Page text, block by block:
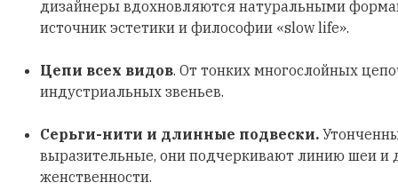
дизайнеры вдохновляются натуральными
источник эстетики и философии «slow life».
Цепи всех видов. От тонких многослойных
индустриальных звеньев.
Серьги-нити и длинные подвески.
выразительные, они подчеркивают линию шеи и
женственности.